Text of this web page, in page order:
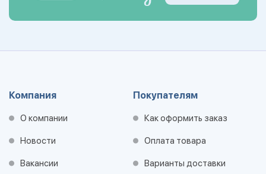
Компания
О компании
Новости
Вакансии
Покупателям
Как оформить заказ
Оплата товара
Варианты доставки